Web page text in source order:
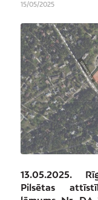
15/05/2025
13.05.2025.
Pilsētas